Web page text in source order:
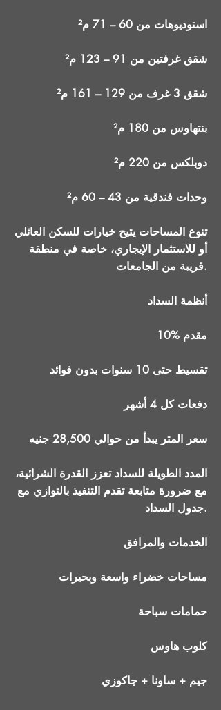
استوديوهات من 60 – 71 م²
شقق غرفتين من 91 – 123 م²
شقق 3 غرف من 129 – 161 م²
بنتهاوس من 180 م²
دوبلكس من 220 م²
وحدات فندقية من 43 – 60 م²
تنوع المساحات يتيح خيارات للسكن العائلي
أو للاستثمار الإيجاري، خاصة في منطقة
قريبة من الجامعات.
أنظمة السداد
10% مقدم
تقسيط حتى 10 سنوات بدون فوائد
دفعات كل 4 أشهر
سعر المتر يبدأ من حوالي 28,500 جنيه
المدد الطويلة للسداد تعزز القدرة الشرائية،
مع ضرورة متابعة تقدم التنفيذ بالتوازي مع
جدول السداد.
الخدمات والمرافق
مساحات خضراء واسعة وبحيرات
حمامات سباحة
كلوب هاوس
جيم + ساونا + جاكوزي